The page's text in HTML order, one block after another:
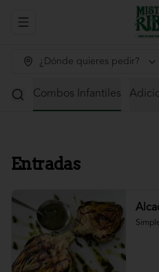
Abrir menu de navegación
¿Dónde quieres pedir?
Combos Infantiles
Entradas